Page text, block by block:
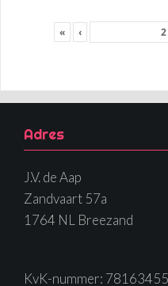
« ‹
Adres
J.V. de Aap
Zandvaart 57a
1764 NL Breezand
KvK-nummer: 78163455